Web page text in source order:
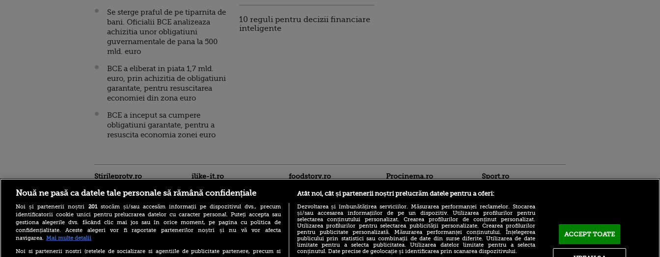
Se sterge praful de pe tiparnita de
bani. Oficialii BCE analizeaza
achizitia unor obligatiuni
guvernamentale de pana la 500
mld. euro
BCE a eliberat in piata 1,7 mld.
euro, prin achizitia de obligatiuni
garantate, pentru resuscitarea
economiei din zona euro
BCE a inceput sa cumpere
obligatiuni garantate, pentru a
resuscita economia zonei euro
10 reguli pentru decizii financiare
inteligente
Stirileprotv.ro
agonizează la peste 40 de
ilike-it.ro foodstory.ro
(P) Descoperă Lumea
Evenimentelor din România
Procinema.ro
Emoții intense pentru
Sport.ro
Panică la finalul meciului
KuPS - Universitatea
Craiova! Ambulanța a
Nouă ne pasă ca datele tale personale să rămână confidențiale
Noi și partenerii noștri 201stocăm și/sau accesăm informații pe dispozitivul dvs., precum
identificatorii cookie unici pentru prelucrarea datelor cu caracter personal. Puteți accepta sau
gestiona alegerile dvs. făcând clic mai jos sau în orice moment, pe pagina cu politica de
confidențialitate. Aceste alegeri vor fi raportate partenerilor noștri și nu vă vor afecta
navigarea. Mai multe detalii
Noi si partenerii nostri (retelele de socializare si agentiile de publicitate partenere, precum si
Atât noi, cât și partenerii noștri prelucrăm datele pentru a oferi:
Dezvoltarea și îmbunătățirea serviciilor. Măsurarea performanței reclamelor. Stocarea
și/sau accesarea informațiilor de pe un dispozitiv. Utilizarea profilurilor pentru
selectarea conținutului personalizat. Crearea profilurilor de conținut personalizat.
Utilizarea profilurilor pentru selectarea publicității personalizate. Crearea profilurilor
pentru publicitate personalizată. Măsurarea performanței conținutului. Înțelegerea
publicului prin statistici sau combinații de date din surse diferite. Utilizarea de date
limitate pentru a selecta publicitatea. Utilizarea datelor limitate pentru a selecta
conținutul. Date precise de geolocație și identificarea prin scanarea dispozitivului.
ACCEPT TOATE